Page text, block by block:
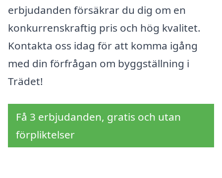
erbjudanden försäkrar du dig om en
konkurrenskraftig pris och hög kvalitet.
Kontakta oss idag för att komma igång
med din förfrågan om byggställning i
Trädet!
Få 3 erbjudanden, gratis och utan
förpliktelser